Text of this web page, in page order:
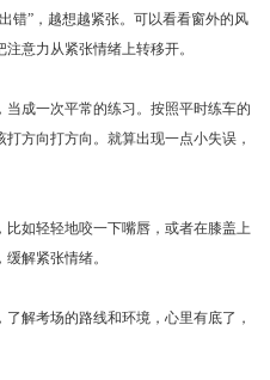
错”，越想越紧张。可以看看窗外的风
意力从紧张情绪上转移开。
成一次平常的练习。按照平时练车的
方向打方向。就算出现一点小失误，
如轻轻地咬一下嘴唇，或者在膝盖上
解紧张情绪。
解考场的路线和环境，心里有底了，